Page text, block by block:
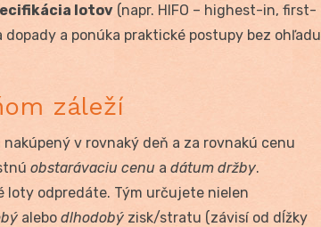
lotov (napr. HIFO – highest-in, first-
a ponúka praktické postupy bez ohľadu
záleží
v rovnaký deň a za rovnakú cenu
obstarávaciu cenu a dátum držby.
loty odpredáte. Tým určujete nielen
alebo dlhodobý zisk/stratu (závisí od dĺžky